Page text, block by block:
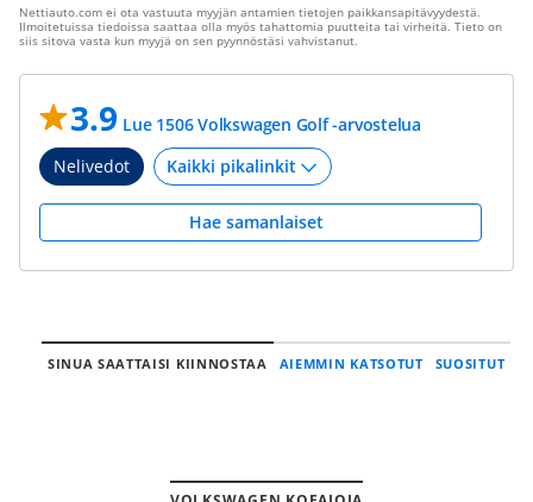
Nettiauto.com ei ota vastuuta myyjän antamien tietojen paikkansapitävyydestä.
Ilmoitetuissa tiedoissa saattaa olla myös tahattomia puutteita tai virheitä. Tieto on
siis sitova vasta kun myyjä on sen pyynnöstäsi vahvistanut.
3.9 Lue 1506 Volkswagen Golf -arvostelua
Nelivedot
Hae samanlaiset
SINUA SAATTAISI KIINNOSTAA AIEMMIN KATSOTUT SUOSITUT